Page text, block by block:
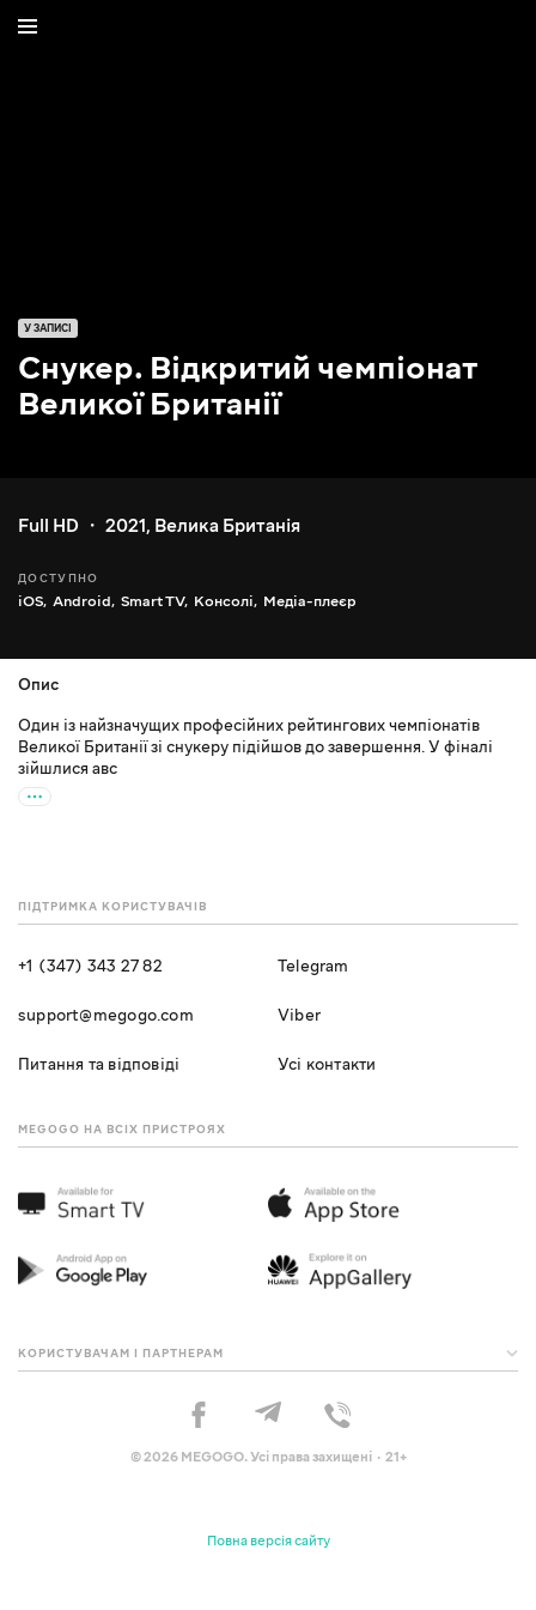
У ЗАПИСІ
Снукер. Відкритий чемпіонат
Великої Британії
Full HD 2021, Велика Британія
ДОСТУПНО
iOS, Android, Smart TV, Консолі, Медіа-плеєр
Опис
Один із найзначущих професійних рейтингових чемпіонатів
Великої Британії зі снукеру підійшов до завершення. У фіналі
зійшлися авс
ПІДТРИМКА КОРИСТУВАЧІВ
+1 (347) 343 27 82
support@megogo.com
Питання та відповіді
Telegram
Viber
Усі контакти
MEGOGO НА ВСІХ ПРИСТРОЯХ
КОРИСТУВАЧАМ І ПАРТНЕРАМ
© 2026 MEGOGO. Усі права захищені · 21+
Повна версія сайту